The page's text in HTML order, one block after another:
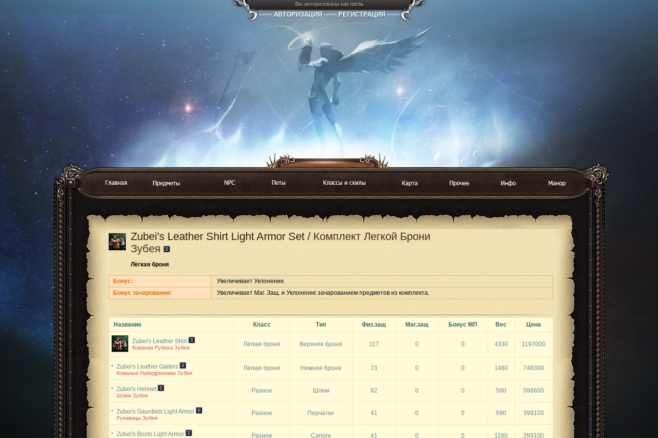
Вы авторизованы как гость
АВТОРИЗАЦИЯ РЕГИСТРАЦИЯ
Zubei's Leather Shirt Light Armor Set/ Комплект Легкой Брони
Зубея
Лёгкая броня
Бонус:
Увеличивает Уклонение.
Бонус зачарования:
Увеличивает Маг. Защ. и Уклонение зачарованием предметов из комплекта.
Название Класс Тип Физ.защ Маг.защ Бонус МП Вес Цена
Zubei's Leather Shirt
Кожаная Рубаха Зубея Лёгкая броня Верхняя броня 117 0 0 4330 1197000
Zubei's Leather Gaiters
Кожаные Набедренники Зубея
Лёгкая броня Нижняя броня 73 0 0 1480 748300
Zubei's Helmet
Шлем Зубея
Разное Шлем 62 0 0 590 598600
Zubei's Gauntlets Light Armor
Рукавицы Зубея
Разное Перчатки 41 0 0 590 399100
Zubei's Boots Light Armor Разное Сапоги 41 0 0 1180 399100